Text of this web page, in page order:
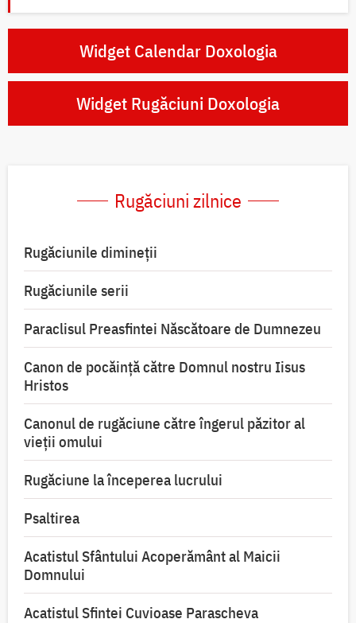
Widget Calendar Doxologia
Widget Rugăciuni Doxologia
Rugăciuni zilnice
Rugăciunile dimineții
Rugăciunile serii
Paraclisul Preasfintei Născătoare de Dumnezeu
Canon de pocăință către Domnul nostru Iisus
Hristos
Canonul de rugăciune către îngerul păzitor al
vieții omului
Rugăciune la începerea lucrului
Psaltirea
Acatistul Sfântului Acoperământ al Maicii
Domnului
Acatistul Sfintei Cuvioase Parascheva